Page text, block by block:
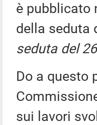
è pubblicato
della seduta
seduta del
Do a questo
sui lavori